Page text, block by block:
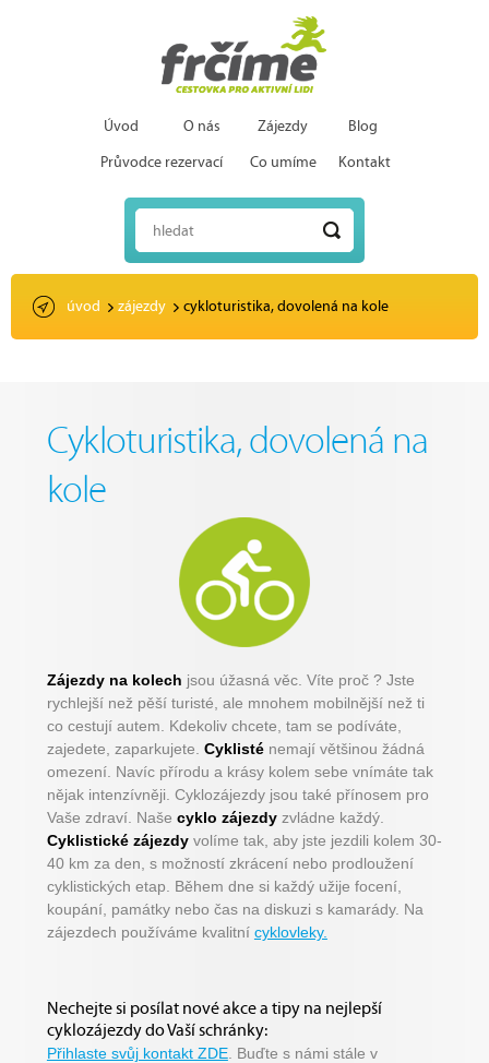
Cykloturistika, dovolená na
kole
Zájezdy na kolech jsou úžasná věc. Víte proč ? Jste
rychlejší než pěší turisté, ale mnohem mobilnější než ti
co cestují autem. Kdekoliv chcete, tam se podíváte,
zajedete, zaparkujete. Cyklisténemají většinou žádná
omezení. Navíc přírodu a krásy kolem sebe vnímáte tak
nějak intenzívněji. Cyklozájezdy jsou také přínosem pro
Vaše zdraví. Naše cyklo zájezdyzvládne každý.
Cyklistické zájezdyvolíme tak, aby jste jezdili kolem 30-
40 km za den, s možností zkrácení nebo prodloužení
cyklistických etap. Během dne si každý užije focení,
koupání, památky nebo čas na diskuzi s kamarády. Na
zájezdech používáme kvalitní cyklovleky.
Nechejte si posílat nové akce a tipy na nejlepší
cyklozájezdy do Vaší schránky:
Přihlaste svůj kontakt ZDE. Buďte s námi stále v
Úvod O nás Zájezdy Blog
Průvodce rezervací Co umíme Kontakt
hledat
úvod zájezdy cykloturistika, dovolená na kole